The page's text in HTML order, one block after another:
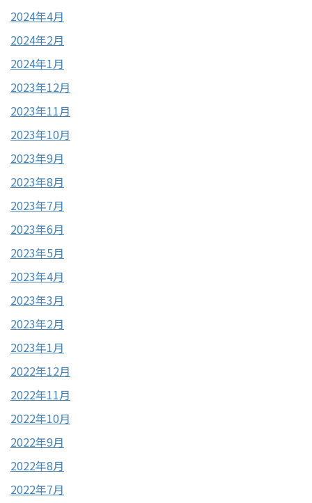
2024年4月
2024年2月
2024年1月
2023年12月
2023年11月
2023年10月
2023年9月
2023年8月
2023年7月
2023年6月
2023年5月
2023年4月
2023年3月
2023年2月
2023年1月
2022年12月
2022年11月
2022年10月
2022年9月
2022年8月
2022年7月